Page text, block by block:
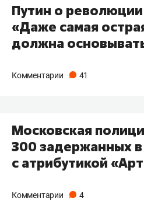
Путин о революции
«Даже самая
должна
Комментарии 41
Московская
300 задержанных
с атрибутикой
Комментарии 4